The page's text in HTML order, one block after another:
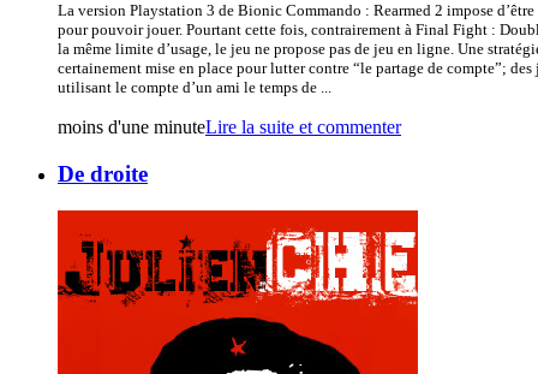
La version Playstation 3 de Bionic Commando : Rearmed 2 impose d’être
pour pouvoir jouer. Pourtant cette fois, contrairement à Final Fight :
la même limite d’usage, le jeu ne propose pas de jeu en ligne. Une
certainement mise en place pour lutter contre “le partage de compte”; des
utilisant le compte d’un ami le temps de ...
moins d'une minuteLire la suite et commenter
De droite